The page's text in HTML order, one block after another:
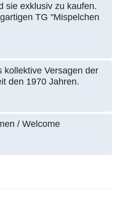
sie exklusiv zu kaufen.
TG "Mispelchen
kollektive Versagen der
den 1970 Jahren.
/ Welcome